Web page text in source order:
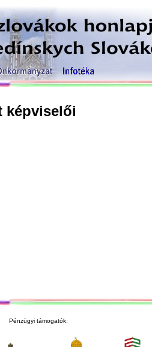
képviselői
Pénzügyi támogatók: